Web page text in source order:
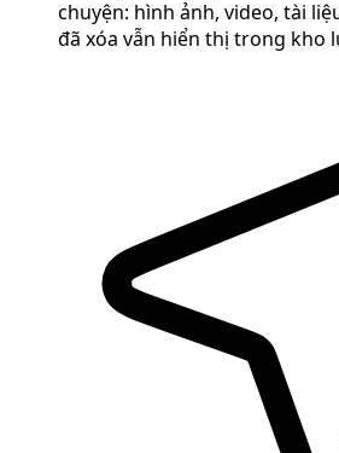
chuyện: hình ảnh, video, tài
đã xóa vẫn hiển thị trong kho